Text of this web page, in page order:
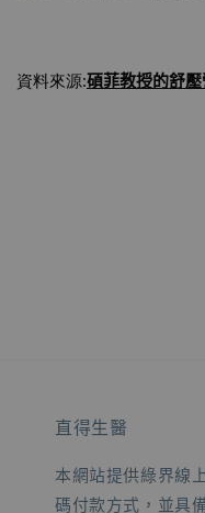
資料來源:碩菲教授的舒
直得生醫
本網站提供綠界線
碼付款方式，並具